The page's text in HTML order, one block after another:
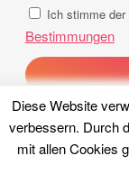
Diese Website
verbessern. Durch
mit allen Cookies
Ich stimme der
Bestimmungen